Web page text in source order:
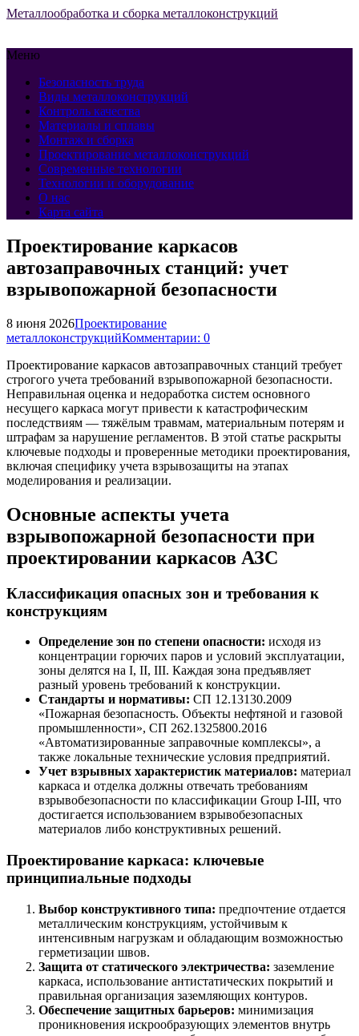
Металлообработка и сборка металлоконструкций
Меню
Безопасность труда
Виды металлоконструкций
Контроль качества
Материалы и сплавы
Монтаж и сборка
Проектирование металлоконструкций
Современные технологии
Технологии и оборудование
О нас
Карта сайта
Проектирование каркасов
автозаправочных станций: учет
взрывопожарной безопасности
8 июня 2026Проектирование
металлоконструкцийКомментарии: 0
Проектирование каркасов автозаправочных станций требует
строгого учета требований взрывопожарной безопасности.
Неправильная оценка и недоработка систем основного
несущего каркаса могут привести к катастрофическим
последствиям — тяжёлым травмам, материальным потерям и
штрафам за нарушение регламентов. В этой статье раскрыты
ключевые подходы и проверенные методики проектирования,
включая специфику учета взрывозащиты на этапах
моделирования и реализации.
Основные аспекты учета
взрывопожарной безопасности при
проектировании каркасов АЗС
Классификация опасных зон и требования к
конструкциям
Определение зон по степени опасности: исходя из
концентрации горючих паров и условий эксплуатации,
зоны делятся на I, II, III. Каждая зона предъявляет
разный уровень требований к конструкции.
Стандарты и нормативы: СП 12.13130.2009
«Пожарная безопасность. Объекты нефтяной и газовой
промышленности», СП 262.1325800.2016
«Автоматизированные заправочные комплексы», а
также локальные технические условия предприятий.
Учет взрывных характеристик материалов: материал
каркаса и отделка должны отвечать требованиям
взрывобезопасности по классификации Group I-III, что
достигается использованием взрывобезопасных
материалов либо конструктивных решений.
Проектирование каркаса: ключевые
принципиальные подходы
Выбор конструктивного типа: предпочтение отдается
металлическим конструкциям, устойчивым к
интенсивным нагрузкам и обладающим возможностью
герметизации швов.
Защита от статического электричества: заземление
каркаса, использование антистатических покрытий и
правильная организация заземляющих контуров.
Обеспечение защитных барьеров: минимизация
проникновения искрообразующих элементов внутрь